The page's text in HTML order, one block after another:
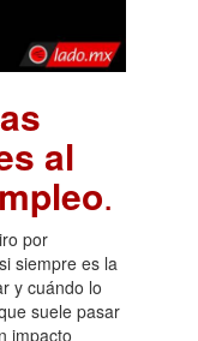
al
.
por
siempre es la
y cuándo lo
suele pasar
impacto